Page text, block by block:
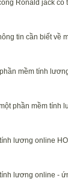
Ronald jack có
tin cần biết về
mềm tính
phần mềm tính
lương online
lương online -